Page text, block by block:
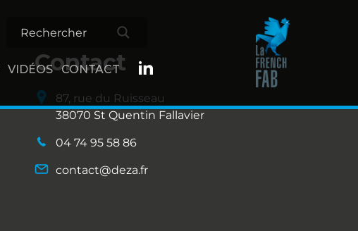
VIDÉOS CONTACT
Contact
87, rue du Ruisseau
38070 St Quentin Fallavier
04 74 95 58 86
contact@deza.fr